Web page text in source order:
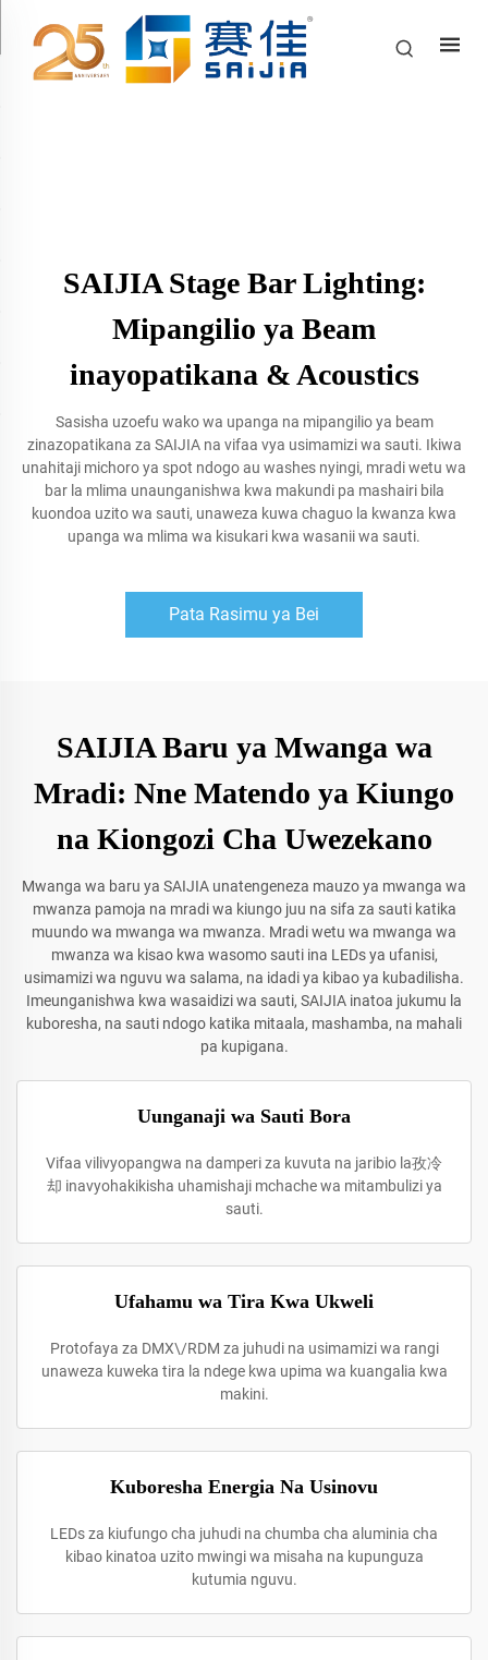
SAIJIA Stage Bar Lighting:
Mipangilio ya Beam
inayopatikana & Acoustics
Sasisha uzoefu wako wa upanga na mipangilio ya beam
zinazopatikana za SAIJIA na vifaa vya usimamizi wa sauti. Ikiwa
unahitaji michoro ya spot ndogo au washes nyingi, mradi wetu wa
bar la mlima unaunganishwa kwa makundi pa mashairi bila
kuondoa uzito wa sauti, unaweza kuwa chaguo la kwanza kwa
upanga wa mlima wa kisukari kwa wasanii wa sauti.
Pata Rasimu ya Bei
SAIJIA Baru ya Mwanga wa
Mradi: Nne Matendo ya Kiungo
na Kiongozi Cha Uwezekano
Mwanga wa baru ya SAIJIA unatengeneza mauzo ya mwanga wa
mwanza pamoja na mradi wa kiungo juu na sifa za sauti katika
muundo wa mwanga wa mwanza. Mradi wetu wa mwanga wa
mwanza wa kisao kwa wasomo sauti ina LEDs ya ufanisi,
usimamizi wa nguvu wa salama, na idadi ya kibao ya kubadilisha.
Imeunganishwa kwa wasaidizi wa sauti, SAIJIA inatoa jukumu la
kuboresha, na sauti ndogo katika mitaala, mashamba, na mahali
pa kupigana.
Uunganaji wa Sauti Bora
Vifaa vilivyopangwa na damperi za kuvuta na jaribio la孜冷
却 inavyohakikisha uhamishaji mchache wa mitambulizi ya
sauti.
Ufahamu wa Tira Kwa Ukweli
Protofaya za DMX\/RDM za juhudi na usimamizi wa rangi
unaweza kuweka tira la ndege kwa upima wa kuangalia kwa
makini.
Kuboresha Energia Na Usinovu
LEDs za kiufungo cha juhudi na chumba cha aluminia cha
kibao kinatoa uzito mwingi wa misaha na kupunguza
kutumia nguvu.